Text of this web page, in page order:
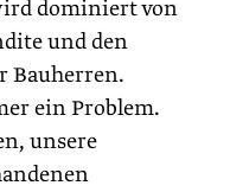
dominiert von
und den
Bauherren.
ein Problem.
unsere